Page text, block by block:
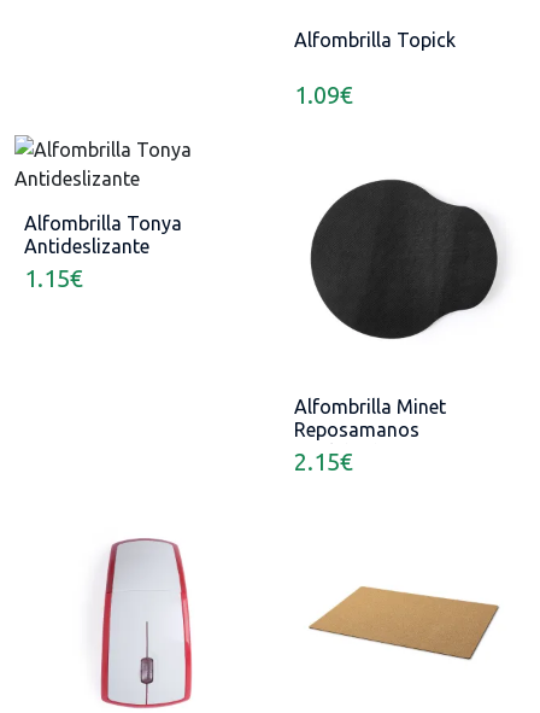
Alfombrilla Topick
1.09€
Alfombrilla Tonya
Antideslizante
1.15€
Alfombrilla Minet
Reposamanos
Acolchado
2.15€